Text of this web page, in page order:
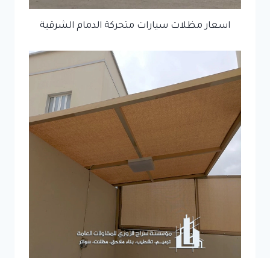
اسعار مظلات سيارات متحركة الدمام الشرقية